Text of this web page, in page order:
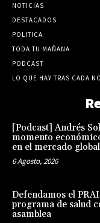
NOTICIAS
DESTACADOS
POLITICA
TODA TU MAÑANA
PODCAST
LO QUE HAY TRAS CADA
[Podcast] Andrés
momento
en el mercado global
6 Agosto, 2026
Defendamos el
programa de salud
asamblea